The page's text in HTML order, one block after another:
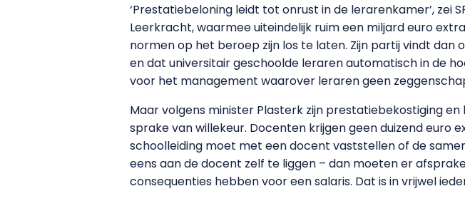
‘Prestatiebeloning leidt tot onrust in de lerarenkamer’,
Leerkracht, waarmee uiteindelijk ruim een miljard euro
normen op het beroep zijn los te laten. Zijn partij vindt
en dat universitair geschoolde leraren automatisch in de
voor het management waarover leraren geen
Maar volgens minister Plasterk zijn prestatiebekostiging
sprake van willekeur. Docenten krijgen geen duizend euro
schoolleiding moet met een docent vaststellen of de
eens aan de docent zelf te liggen – dan moeten er
consequenties hebben voor een salaris. Dat is in vrijwel